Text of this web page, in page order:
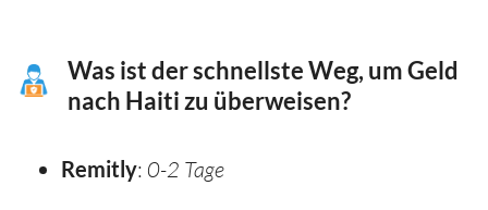
Was ist der schnellste Weg, um Geld
nach Haiti zu überweisen?
Remitly: 0-2 Tage